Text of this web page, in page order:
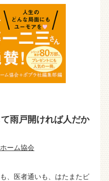
雨戸開ければ人だか
ーム協会
、医者通いも、はたまたビ